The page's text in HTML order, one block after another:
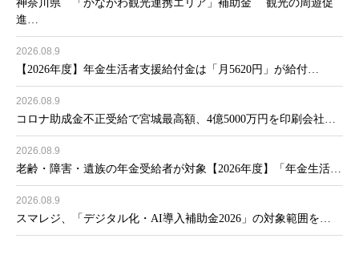
神奈川県 「かながわ観光連携エリア」補助金 観光の周遊促
進…
2026.08.9
【2026年度】年金生活者支援給付金は「月5620円」が給付…
2026.08.9
コロナ助成金不正受給で宮城最高額、4億5000万円を印刷会社…
2026.08.9
老齢・障害・遺族の年金受給者が対象【2026年度】「年金生活…
2026.08.9
スマレジ、「デジタル化・AI導入補助金2026」の対象範囲を…